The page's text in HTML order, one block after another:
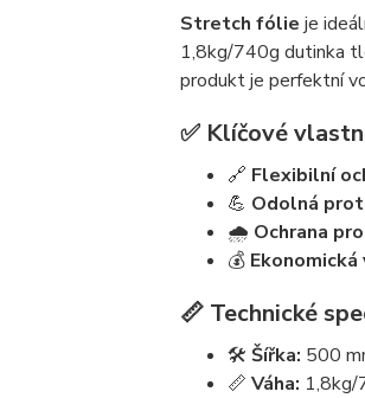
Stretch fólie je
1,8kg/740g dutinka
produkt je perfektní
✅ Klíčové
🔗 Flexibilní
💪 Odolná
🌧️ Ochrana
💰 Ekonomická
📏 Technické
🛠️ Šířka: 500
📏 Váha: 1,8kg/